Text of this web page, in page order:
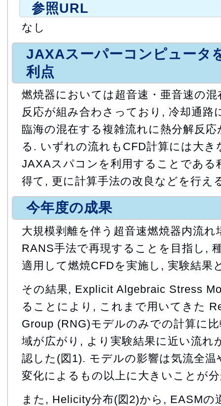
参照URL
なし
JAXAスーパーコンピュータ
利点
燃焼器においては超音速・亜音速の
反応が組み合わさっており, 冷却通路
臨海の混在する複雑流れに熱分解反
る. いずれの流れもCFD計算には大き
JAXAスパコンを利用することである
得て, 更に計算手法の改良などを行え
今年度の成果
大規模剥離を伴う超音速燃焼器内流
RANS手法で再現することを目指し,
適用して燃焼CFDを実施し, 実験結果
その結果, Explicit Algebraic Stress
ることにより, これまで用いてきた
Group (RNG)モデルのみでの計算に
域が広がり, より実験結果に近い流れ
認した(図1). モデルの影響は気流全
変化によるもの以上に大きいことが
また, Helicity分布(図2)から, EASMの